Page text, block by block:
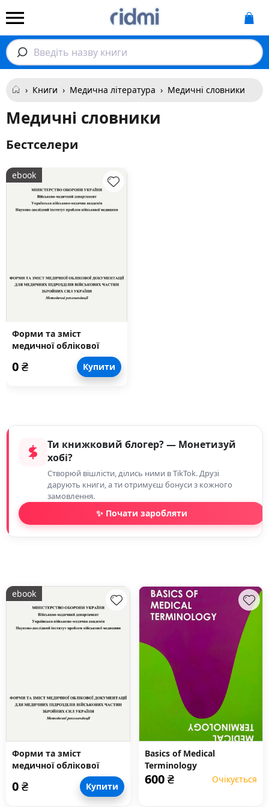
Введіть назву книги
› Книги › Медична література › Медичні словники
Медичні словники
Бестселери
ebook
Форми та зміст
медичної облікової
документації для
медичних підрозділів
військових частин
0₴ Купити
Ти книжковий блогер? — Монетизуй
хобі?
Створюй вішлісти, ділись ними в TikTok. Друзі
дарують книги, а ти отримуєш бонуси з кожного
замовлення.
✨ Почати заробляти
ebook
Форми та зміст
медичної облікової
документації для
медичних підрозділів
військових частин
0₴ Купити
Basics of Medical
Terminology
600₴ Очікується